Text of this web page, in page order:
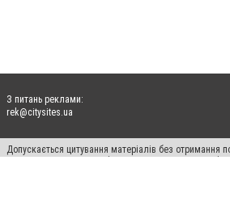
З питань реклами:
rek@citysites.ua
Допускається цитування матеріалів без отримання
для пошукових систем гіперпосилання на цитовані